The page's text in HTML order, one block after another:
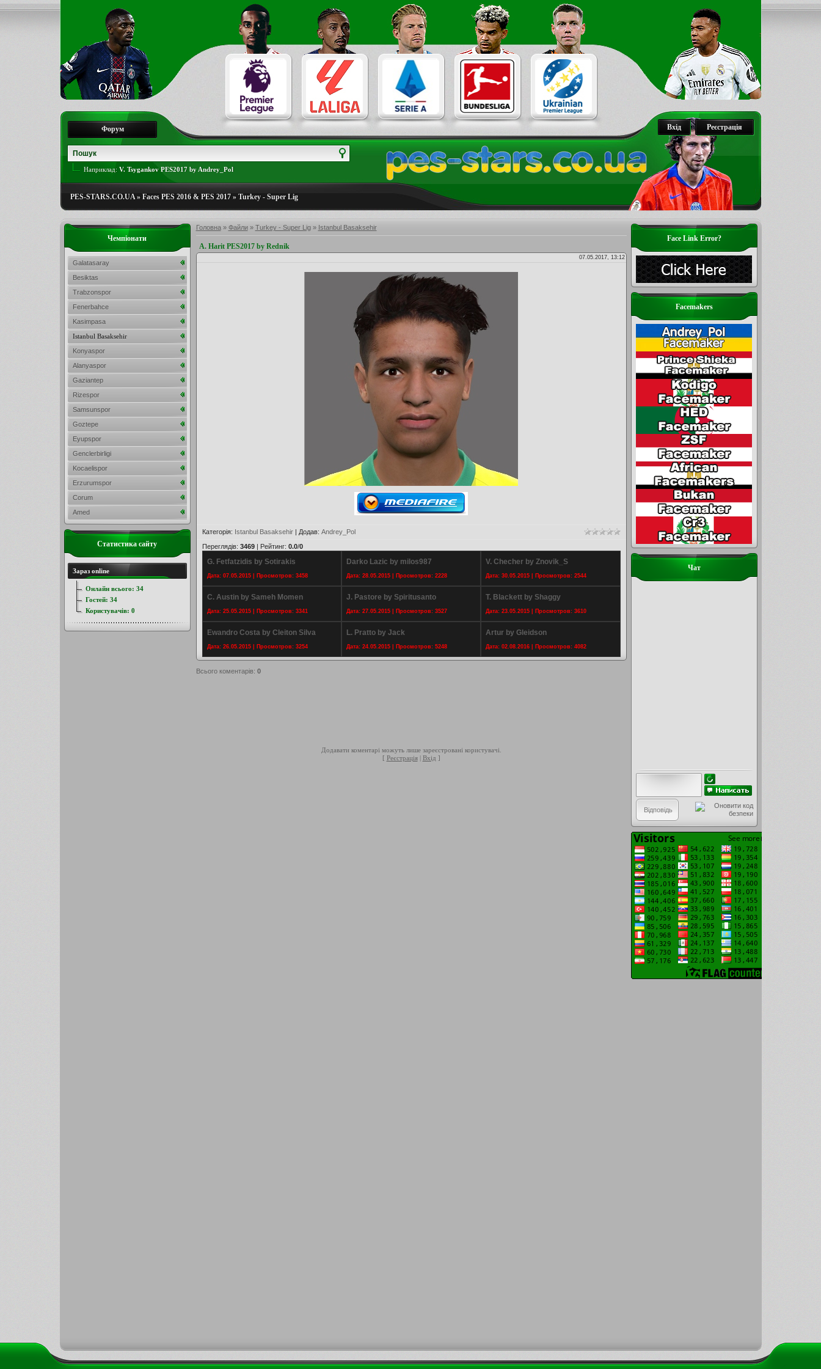
Реєстрація
Вхід
Форум
Наприклад: V. Tsygankov PES2017 by Andrey_Pol
PES-STARS.CO.UA» Faces PES 2016 & PES 2017» Turkey - Super Lig
Головна» Файли» Turkey - Super Lig» Istanbul Basaksehir
A. Harit PES2017 by Rednik
07.05.2017, 13:12
Категорія: Istanbul Basaksehir| Додав: Andrey_Pol
Переглядів: 3469| Рейтинг: 0.0/0
G. Fetfatzidis by Sotirakis
Дата: 07.05.2015 | Просмотров: 3458
Darko Lazic by milos987
Дата: 28.05.2015 | Просмотров: 2228
V. Checher by Znovik_S
Дата: 30.05.2015 | Просмотров: 2544
C. Austin by Sameh Momen
Дата: 25.05.2015 | Просмотров: 3341
J. Pastore by Spiritusanto
Дата: 27.05.2015 | Просмотров: 3527
T. Blackett by Shaggy
Дата: 23.05.2015 | Просмотров: 3610
Ewandro Costa by Cleiton Silva
Дата: 26.05.2015 | Просмотров: 3254
L. Pratto by Jack
Дата: 24.05.2015 | Просмотров: 5248
Artur by Gleidson
Дата: 02.08.2016 | Просмотров: 4082
Всього коментарів: 0
Додавати коментарі можуть лише зареєстровані користувачі.
[ Реєстрація| Вхід ]
Face Link Error?
Facemakers
Чат
Чемпіонати
Galatasaray
Besiktas
Trabzonspor
Fenerbahce
Kasimpasa
Istanbul Basaksehir
Konyaspor
Alanyaspor
Gaziantep
Rizespor
Samsunspor
Goztepe
Eyupspor
Genclerbirligi
Kocaelispor
Erzurumspor
Corum
Amed
Статистика сайту
Зараз online
Онлайн всього: 34
Гостей: 34
Користувачів: 0